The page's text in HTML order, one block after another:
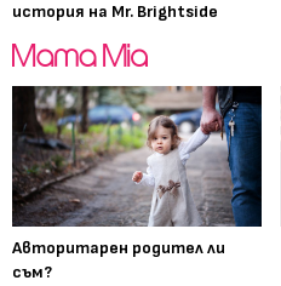
история на Mr. Brightside
Авторитарен родител ли
съм?